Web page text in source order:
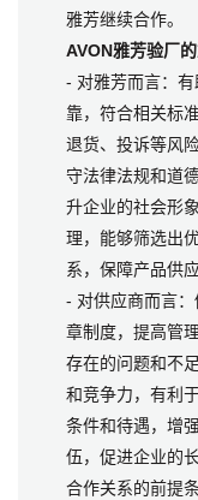
雅芳继续合作。
AVON雅芳验厂
- 对雅芳而言：
靠，符合相关标
退货、投诉等风
守法律法规和道
升企业的社会形
理，能够筛选出
系，保障产品供
- 对供应商而言
章制度，提高管
存在的问题和不
和竞争力，有利
条件和待遇，增
伍，促进企业的
合作关系的前提